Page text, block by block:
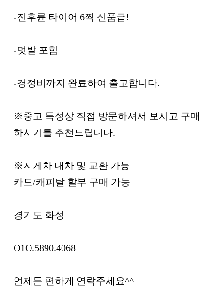
-전후륜 타이어 6짝 신품급!
-덧발 포함
-경정비까지 완료하여 출고합니다.
※중고 특성상 직접 방문하셔서 보시고 구매
하시기를 추천드립니다.
※지게차 대차 및 교환 가능
카드/캐피탈 할부 구매 가능
경기도 화성
O1O.5890.4068
언제든 편하게 연락주세요^^